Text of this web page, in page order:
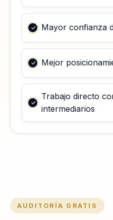
Mayor confianza
Mejor
Trabajo directo
intermediarios
AUDITORÍA GRATIS